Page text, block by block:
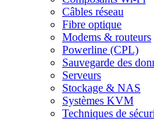
Câbles réseau
Fibre optique
Modems & routeurs
Powerline (CPL)
Sauvegarde des
Serveurs
Stockage & NAS
Systèmes KVM
Techniques de